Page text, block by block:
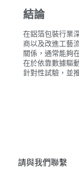
結論
在鋁箔包裝行業
商以及改進工藝
關係，通常能夠
在於依靠數據驅
針對性試驗，並
請與我們聯繫